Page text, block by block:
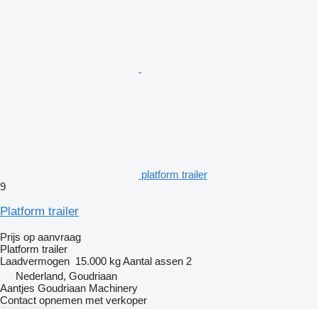
platform trailer
9
Platform trailer
Prijs op aanvraag
Platform trailer
Laadvermogen 15.000 kgAantal assen 2
Nederland, Goudriaan
Aantjes Goudriaan Machinery
Contact opnemen met verkoper